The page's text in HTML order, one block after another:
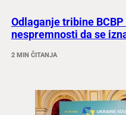
Odlaganje tribine
nespremnosti da se
2 MIN ČITANJA